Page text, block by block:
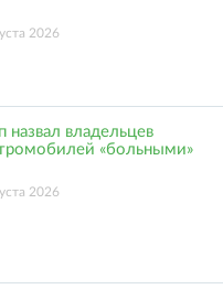
2026
назвал владельцев
«больными»
2026